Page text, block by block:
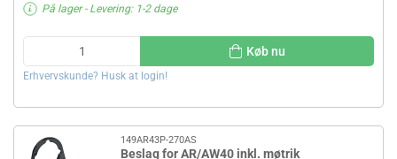
På lager- Levering: 1-2 dage
Køb nu
Erhvervskunde? Husk at login!
149AR43P-270AS
Beslag for AR/AW40 inkl. møtrik